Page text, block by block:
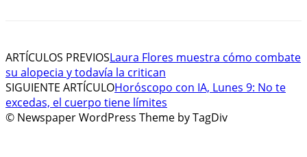
ARTÍCULOS PREVIOSLaura Flores muestra cómo combate
su alopecia y todavía la critican
SIGUIENTE ARTÍCULOHoróscopo con IA, Lunes 9: No te
excedas, el cuerpo tiene límites
© Newspaper WordPress Theme by TagDiv